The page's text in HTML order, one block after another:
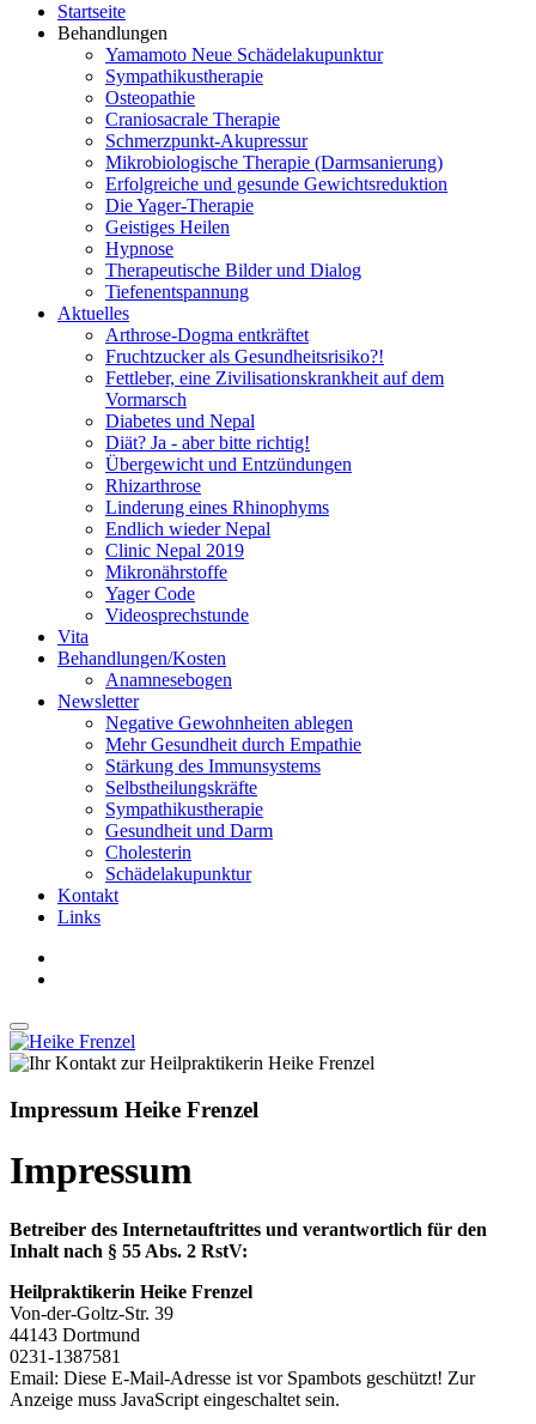
Startseite
Behandlungen
Yamamoto Neue Schädelakupunktur
Sympathikustherapie
Osteopathie
Craniosacrale Therapie
Schmerzpunkt-Akupressur
Mikrobiologische Therapie (Darmsanierung)
Erfolgreiche und gesunde Gewichtsreduktion
Die Yager-Therapie
Geistiges Heilen
Hypnose
Therapeutische Bilder und Dialog
Tiefenentspannung
Aktuelles
Arthrose-Dogma entkräftet
Fruchtzucker als Gesundheitsrisiko?!
Fettleber, eine Zivilisationskrankheit auf dem
Vormarsch
Diabetes und Nepal
Diät? Ja - aber bitte richtig!
Übergewicht und Entzündungen
Rhizarthrose
Linderung eines Rhinophyms
Endlich wieder Nepal
Clinic Nepal 2019
Mikronährstoffe
Yager Code
Videosprechstunde
Vita
Behandlungen/Kosten
Anamnesebogen
Newsletter
Negative Gewohnheiten ablegen
Mehr Gesundheit durch Empathie
Stärkung des Immunsystems
Selbstheilungskräfte
Sympathikustherapie
Gesundheit und Darm
Cholesterin
Schädelakupunktur
Kontakt
Links
Impressum Heike Frenzel
Impressum
Betreiber des Internetauftrittes und verantwortlich für den
Inhalt nach § 55 Abs. 2 RstV:
Heilpraktikerin Heike Frenzel
Von-der-Goltz-Str. 39
44143 Dortmund
0231-1387581
Email: Diese E-Mail-Adresse ist vor Spambots geschützt! Zur
Anzeige muss JavaScript eingeschaltet sein.